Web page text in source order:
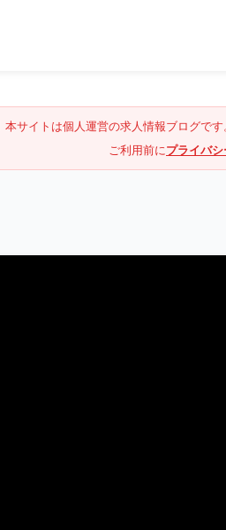
本サイトは個人運営の求人情報ブログで
ご利用前にプライバ